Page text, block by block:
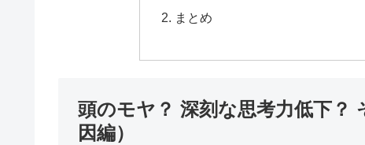
まとめ
頭のモヤ？ 深刻な思考力低下？
因編）